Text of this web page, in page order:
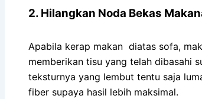
2. Hilangkan Noda Bekas
Apabila kerap makan diatas sofa,
memberikan tisu yang telah dibasahi
teksturnya yang lembut tentu saja
fiber supaya hasil lebih maksimal.